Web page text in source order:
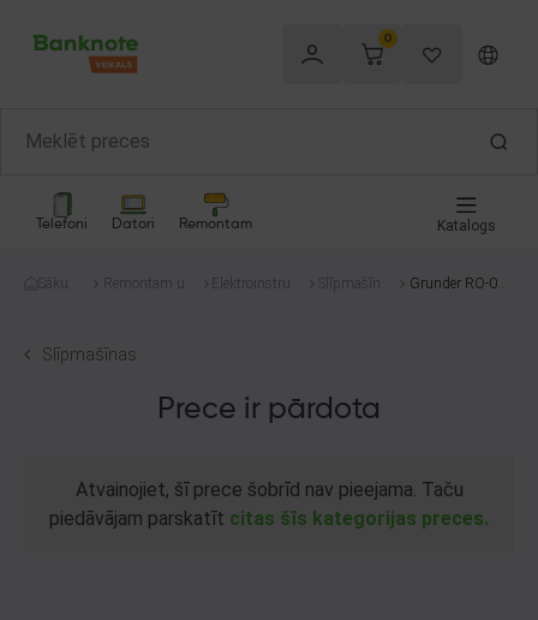
0
Telefoni Datori Remontam Katalogs
Sākum
Remontam un
Elektroinstrum
Slīpmašīna
Grunder RO-00
Slīpmašīnas
Prece ir pārdota
Atvainojiet, šī prece šobrīd nav pieejama. Taču
piedāvājam parskatīt citas šīs kategorijas preces.